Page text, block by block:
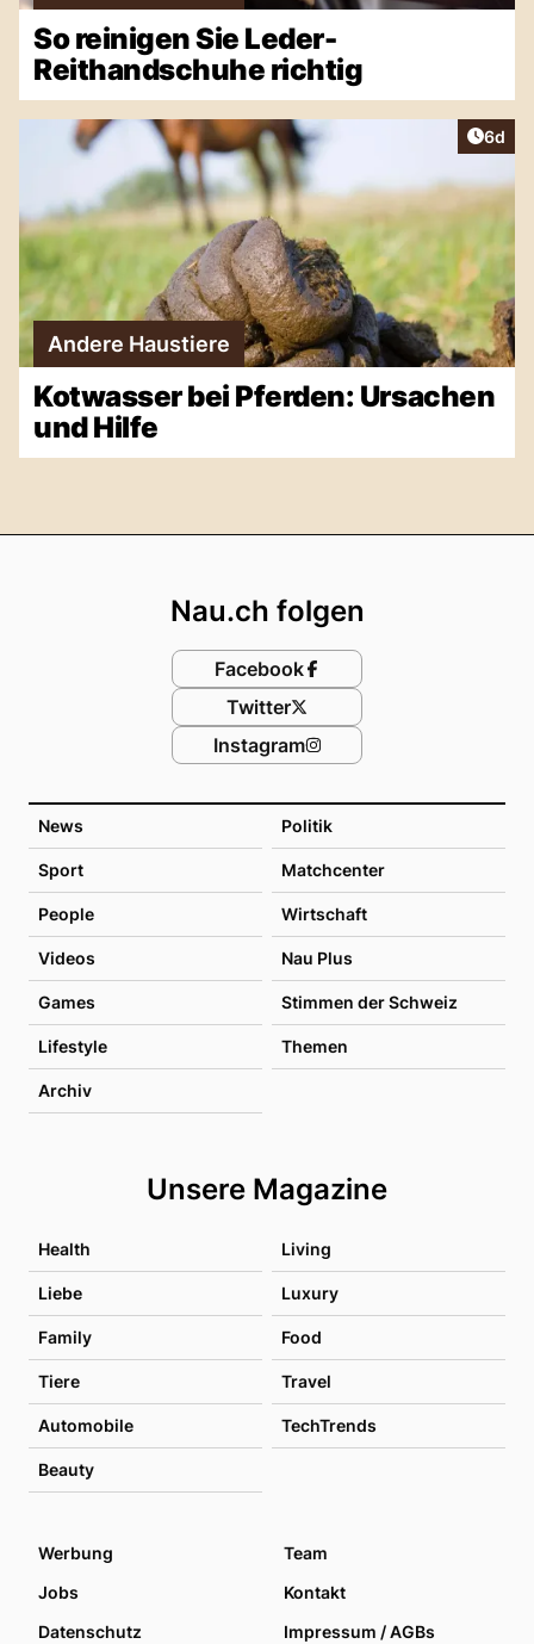
So reinigen Sie Leder-
Reithandschuhe richtig
6d
Andere Haustiere
Kotwasser bei Pferden: Ursachen
und Hilfe
News Politik
Sport Matchcenter
People Wirtschaft
Videos Nau Plus
Games Stimmen der Schweiz
Lifestyle Themen
Archiv
Unsere Magazine
Health Living
Liebe Luxury
Family Food
Tiere Travel
Automobile TechTrends
Beauty
Nau.ch folgen
Facebook
Twitter
Instagram
Werbung
Team
Jobs
Kontakt
Datenschutz
Impressum / AGBs